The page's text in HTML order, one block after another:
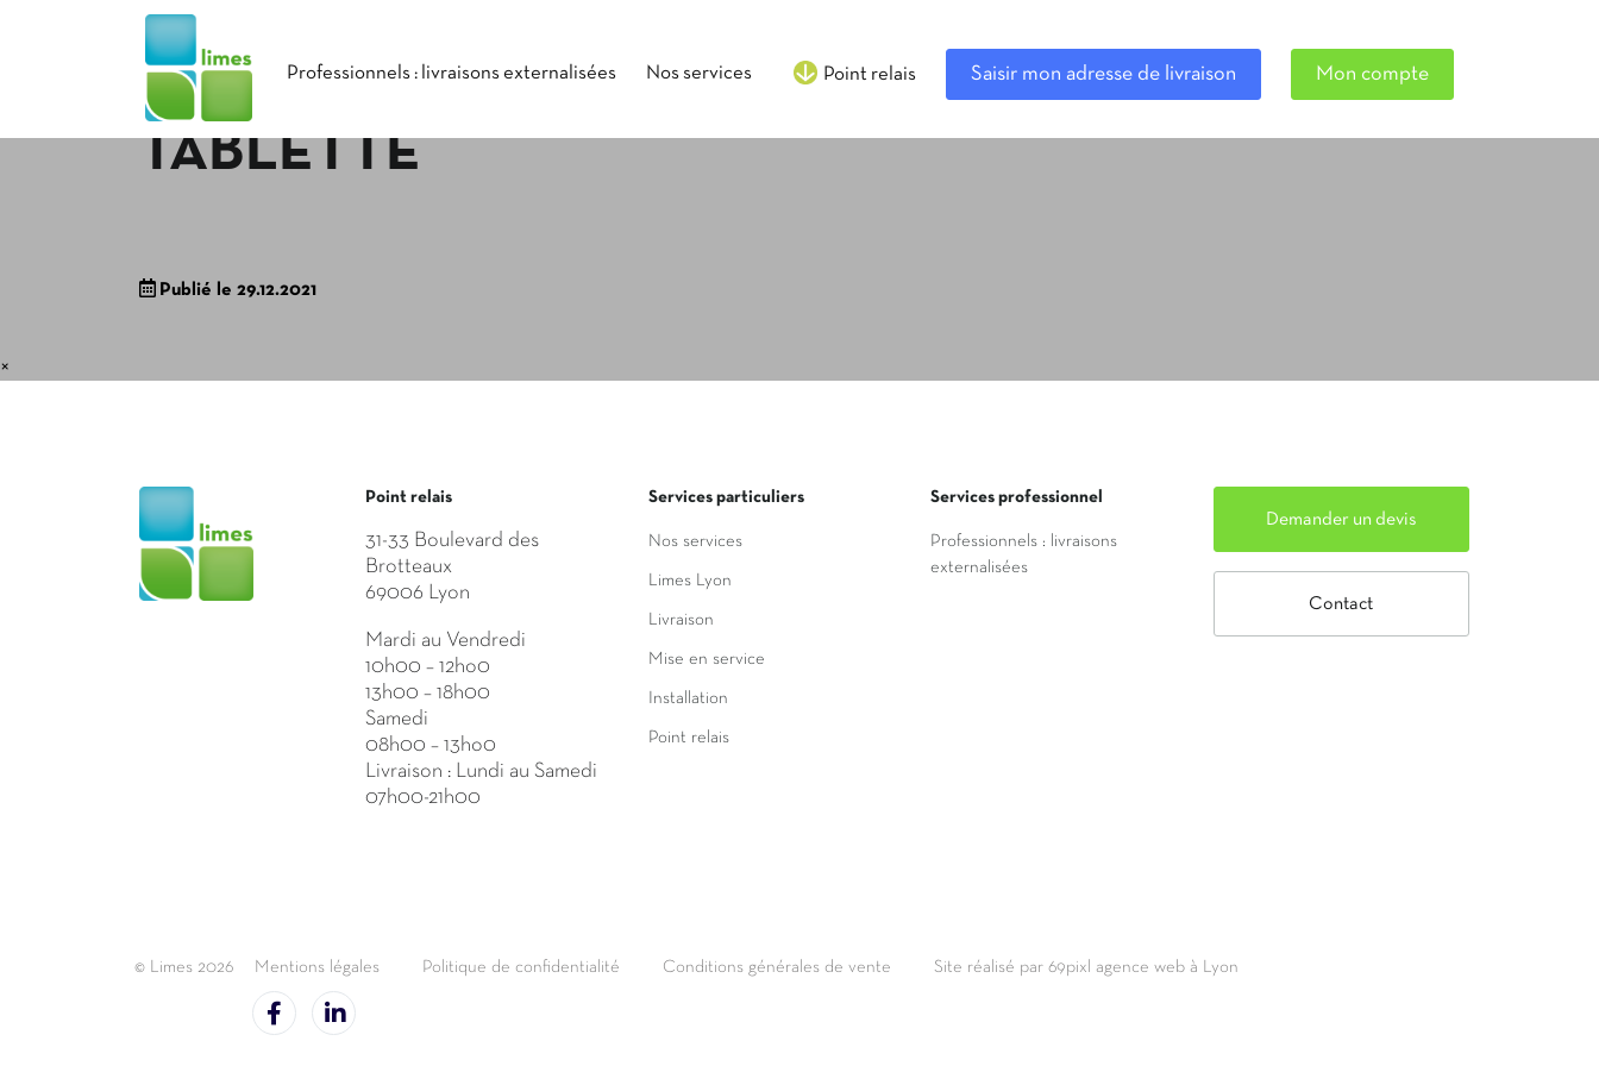
Professionnels : livraisons externalisées Nos services Point relais Saisir mon adresse de livraison Mon compte
TABLETTE
Publié le 29.12.2021
×
Point relais
31-33 Boulevard des
Brotteaux
69006 Lyon
Mardi au Vendredi
10h00 – 12ho0
13h00 – 18h00
Samedi
08h00 – 13ho0
Livraison : Lundi au Samedi
07h00-21h00
Services particuliers
Nos services
Limes Lyon
Livraison
Mise en service
Installation
Point relais
Services professionnel
Professionnels : livraisons
externalisées
Demander un devis
Contact
© Limes 2026 Mentions légales Politique de confidentialité Conditions générales de vente Site réalisé par 69pixl agence web à Lyon